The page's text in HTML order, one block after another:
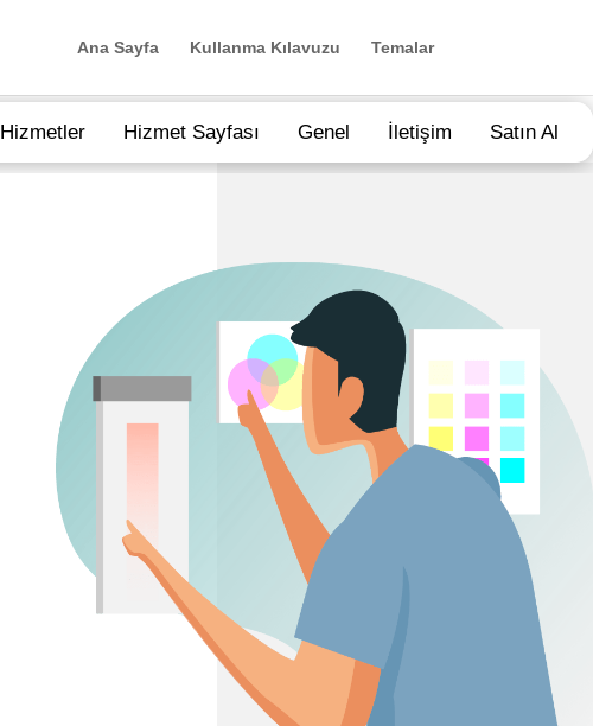
Ana Sayfa Kullanma Kılavuzu Temalar
Hizmetler Hizmet Sayfası Genel İletişim Satın Al